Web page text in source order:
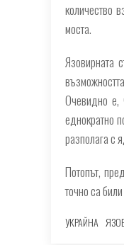
количество
моста.
Язовирната
Очевидно е,
еднократно
разполага с
Потопът,
точно са
УКРАЙНА